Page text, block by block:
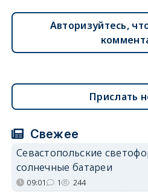
Авторизуйтесь,
Прислать
Свежее
Севастопольские
солнечные батареи
09:01 1 244